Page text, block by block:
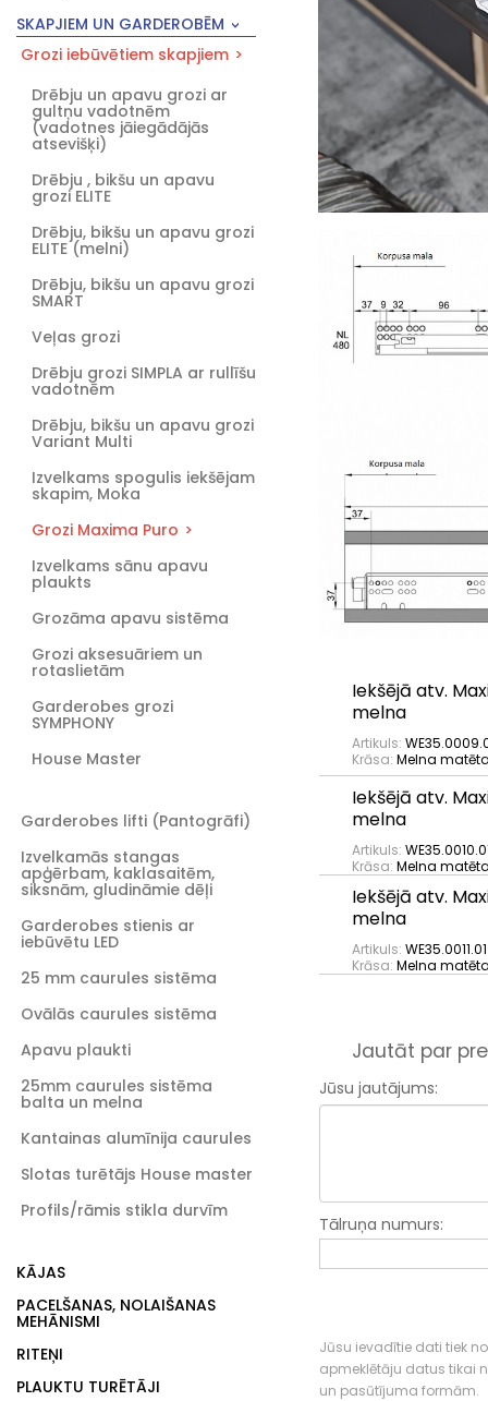
SKAPJIEM UN GARDEROBĒM
Grozi iebūvētiem skapjiem
Drēbju un apavu grozi ar
gultņu vadotnēm
(vadotnes jāiegādājās
atsevišķi)
Drēbju , bikšu un apavu
grozi ELITE
Drēbju, bikšu un apavu grozi
ELITE (melni)
Drēbju, bikšu un apavu grozi
SMART
Veļas grozi
Drēbju grozi SIMPLA ar rullīšu
vadotnēm
Drēbju, bikšu un apavu grozi
Variant Multi
Izvelkams spogulis iekšējam
skapim, Moka
Grozi Maxima Puro
Izvelkams sānu apavu
plaukts
Grozāma apavu sistēma
Grozi aksesuāriem un
rotaslietām
Garderobes grozi
SYMPHONY
House Master
Garderobes lifti (Pantogrāfi)
Izvelkamās stangas
apģērbam, kaklasaitēm,
siksnām, gludināmie dēļi
Garderobes stienis ar
iebūvētu LED
25 mm caurules sistēma
Ovālās caurules sistēma
Apavu plaukti
25mm caurules sistēma
balta un melna
Kantainas alumīnija caurules
Slotas turētājs House master
Profils/rāmis stikla durvīm
KĀJAS
PACELŠANAS, NOLAIŠANAS
MEHĀNISMI
RITEŅI
PLAUKTU TURĒTĀJI
Iekšējā atv.
melna
Artikuls:
Krāsa: Melna
Iekšējā atv.
melna
Artikuls:
Krāsa: Melna
Iekšējā atv.
melna
Artikuls:
Krāsa: Melna
Jautāt par
Jūsu jautājums:
Tālruņa numurs:
Jūsu ievadītie dati tiek
apmeklētāju datus tikai
un pasūtījuma formām.